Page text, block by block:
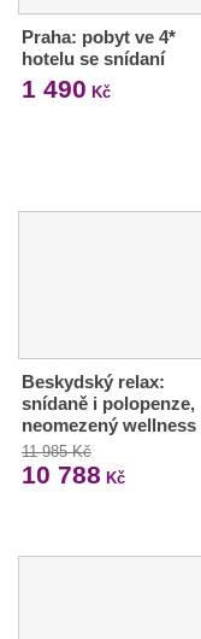
Praha: pobyt ve 4*
hotelu se snídaní
1 490 Kč
Beskydský relax:
snídaně i polopenze,
neomezený wellness
11 985 Kč
10 788 Kč